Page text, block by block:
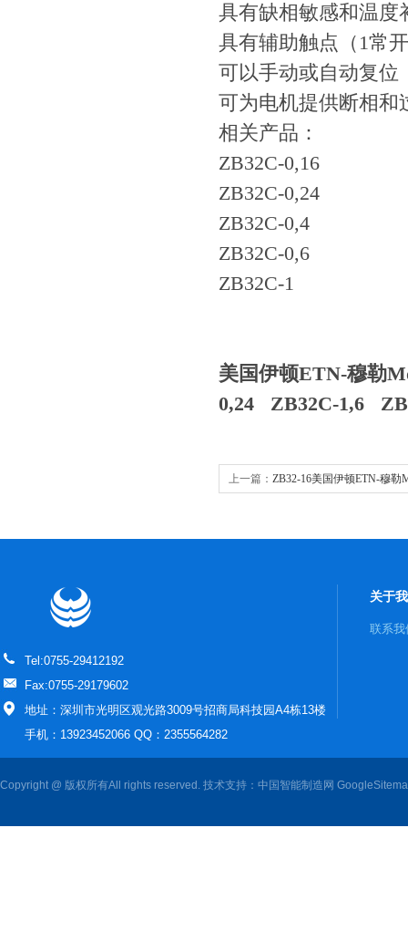
具有缺相敏感和温度
具有辅助触点（1常
可以手动或自动复位
可为电机提供断相和
相关产品：
ZB32C-0,16
ZB32C-0,24
ZB32C-0,4
ZB32C-0,6
ZB32C-1
美国伊顿ETN-穆勒
0,24 ZB32C-1,6
上一篇： ZB32-16美国伊顿ETN-穆勒
Tel:0755-29412192
Fax:0755-29179602
地址：深圳市光明区观光路3009号招商局科技园A4栋13楼
手机：13923452066 QQ：2355564282
关于
联系我
Copyright @ 版权所有All rights reserved. 技术支持： 中国智能制造网